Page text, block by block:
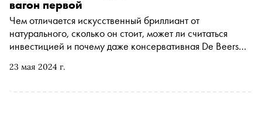
инвестиционным инструментом, зачем MIUZ Diamonds
понадобились украшения с лабораторными
бриллиантами и почему скидки являются драйвером
онлайн-торговли
23 мая 2024 г.
вагон первой
Чем отличается искусственный бриллиант от
натурального, сколько он стоит, может ли считаться
инвестицией и почему даже консервативная De Beers
природного — «Сноб» в рамках проекта « Индустрия »